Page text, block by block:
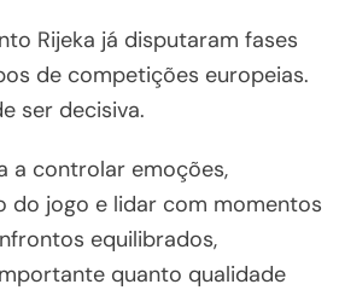
Rijeka já disputaram fases
de competições europeias.
ser decisiva.
a controlar emoções,
do jogo e lidar com momentos
equilibrados,
quanto qualidade